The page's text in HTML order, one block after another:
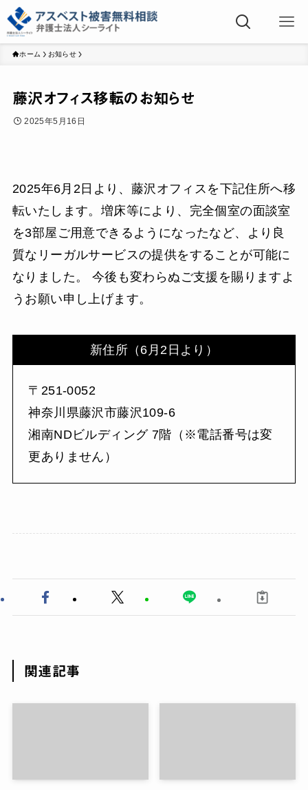
ホーム お知らせ
藤沢オフィス移転のお知らせ
2025年5月16日
2025年6月2日より、藤沢オフィスを下記住所へ移
転いたします。増床等により、完全個室の面談室
を3部屋ご用意できるようになったなど、より良
質なリーガルサービスの提供をすることが可能に
なりました。 今後も変わらぬご支援を賜りますよ
うお願い申し上げます。
新住所（6月2日より）
〒251-0052
神奈川県藤沢市藤沢109-6
湘南NDビルディング 7階（※電話番号は変
更ありません）
関連記事